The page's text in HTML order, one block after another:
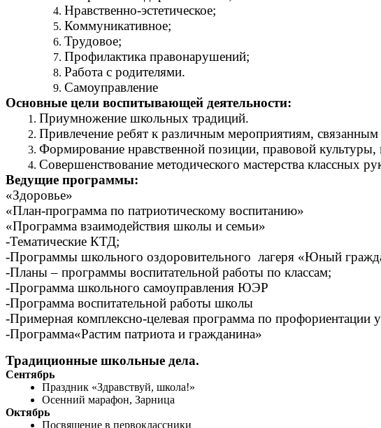
Нравственно-эстетическое;
Коммуникативное;
Трудовое;
Профилактика правонарушений;
Работа с родителями.
Самоуправление
Основные цели воспитывающей деятельности:
Приумножение школьных традиций.
Привлечение ребят к различным мероприятиям,
Формирование нравственной позиции, правовой
Совершенствование методического мастерства классных
Ведущие программы:
«Здоровье»
«План-программа по патриотическому воспитанию»
«Программа взаимодействия школы и семьи»
-Тематические КТД;
-Программы школьного оздоровительного лагеря «Юный
-Планы – программы воспитательной работы по классам;
-Программа школьного самоуправления ЮЭР
-Программа воспитательной работы школы
-Примерная комплексно-целевая программа по
-Программа«Растим патриота и гражданина»
Традиционные школьные дела.
Сентябрь
Праздник «Здравствуй, школа!»
Осенний марафон, Зарница
Октябрь
Посвящение в первоклассники